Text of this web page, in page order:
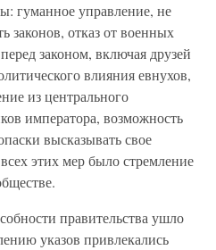
гуманное управление, не
законов, отказ от военных
законом, включая друзей
влияния евнухов,
из центрального
императора, возможность
высказывать свое
этих мер было стремление
правительства ушло
указов привлекались